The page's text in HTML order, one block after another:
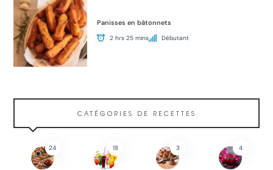
Panisses en bâtonnets
2 hrs 25 mins Débutant
CATÉGORIES DE RECETTES
24 18 3 4